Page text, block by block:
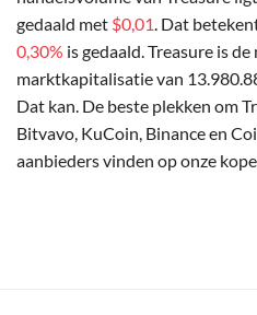
gedaald met $0,01. Dat
0,30% is gedaald. Treasure is
marktkapitalisatie van
Dat kan. De beste plekken om
Bitvavo, KuCoin, Binance en
aanbieders vinden op onze